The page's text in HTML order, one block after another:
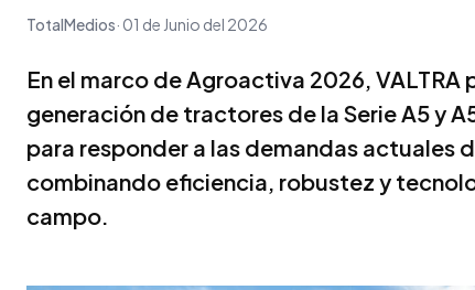
TotalMedios 01 de Junio del 2026
En el marco de Agroactiva 2026,
generación de tractores de la Serie A5 y
para responder a las demandas actuales
combinando eficiencia, robustez y
campo.